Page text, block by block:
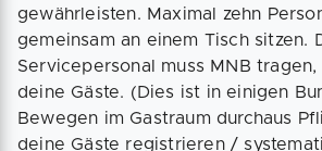
gewährleisten. Maximal zehn
gemeinsam an einem Tisch sitzen.
Servicepersonal muss MNB
deine Gäste. (Dies ist in einigen
Bewegen im Gastraum durchaus
deine Gäste registrieren /